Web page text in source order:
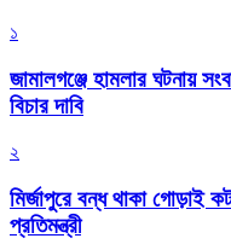
১
জামালগঞ্জে হামলার ঘটনায়
বিচার দাবি
২
মির্জাপুরে বন্ধ থাকা গোড়াই
প্রতিমন্ত্রী